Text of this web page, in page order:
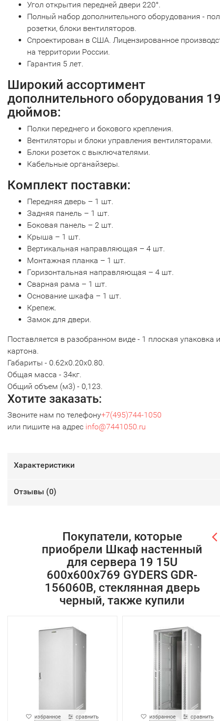
Угол открытия передней двери 220°.
Полный набор дополнительного оборудования -
розетки, блоки вентиляторов.
Спроектирован в США. Лицензированное
на территории России.
Гарантия 5 лет.
Широкий ассортимент
дополнительного оборудования
дюймов:
Полки переднего и бокового крепления.
Вентиляторы и блоки управления вентиляторами.
Блоки розеток с выключателями.
Кабельные органайзеры.
Комплект поставки:
Передняя дверь – 1 шт.
Задняя панель – 1 шт.
Боковая панель – 2 шт.
Крыша – 1 шт.
Вертикальная направляющая – 4 шт.
Монтажная планка – 1 шт.
Горизонтальная направляющая – 4 шт.
Сварная рама – 1 шт.
Основание шкафа – 1 шт.
Крепеж.
Замок для двери.
Поставляется в разобранном виде - 1 плоская упаковка
картона.
Габариты - 0.62х0.20х0.80.
Общая масса - 34кг.
Общий объем (м3) - 0,123.
Хотите заказать:
Звоните нам по телефону+7(495)744-1050
или пишите на адрес info@7441050.ru
Характеристики
Отзывы (0)
Покупатели, которые
приобрели Шкаф настенный
для сервера 19 15U
600х600х769 GYDERS GDR-
156060B, стеклянная дверь
черный, также купили
избранное сравнить избранное сравнить